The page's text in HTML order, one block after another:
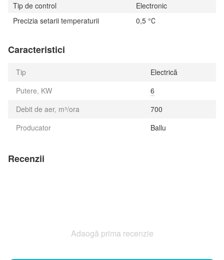
Tip de control
Electronic
Precizia setarii temperaturii
0,5 °С
Caracteristici
Tip
Electrică
Putere, KW
6
Debit de aer, m³/ora
700
Producator
Ballu
Recenzii
Adaogă prima recenzie